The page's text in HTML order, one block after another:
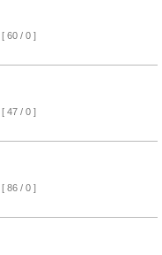
[ 60 / 0 ]
[ 47 / 0 ]
[ 86 / 0 ]